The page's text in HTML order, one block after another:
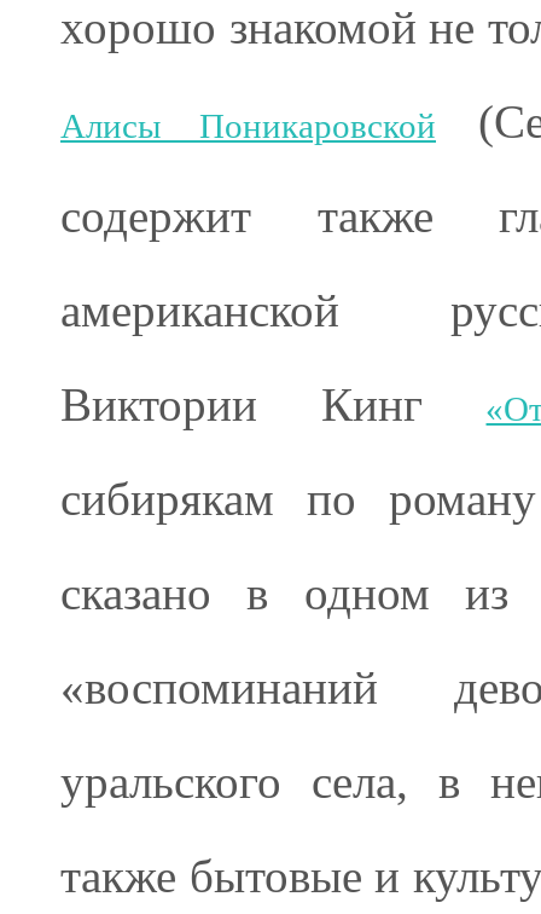
хорошо знакомой не
Алисы Поникаровской
содержит также
американской
Виктории Кинг
сибирякам по
сказано в одном из
«воспоминаний
уральского села, в
также бытовые и